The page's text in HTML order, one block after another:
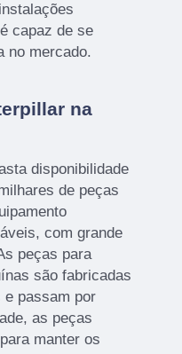
capaz de se
no mercado.
na
disponibilidade
de peças
com grande
peças para
são fabricadas
passam por
as peças
manter os